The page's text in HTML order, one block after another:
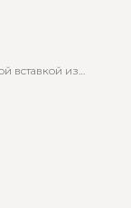
вставкой из